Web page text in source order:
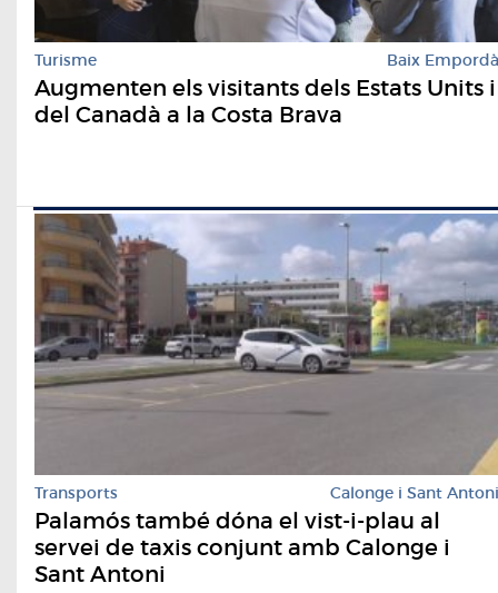
Turisme Baix Empordà
Augmenten els visitants dels Estats Units i
del Canadà a la Costa Brava
Transports Calonge i Sant Antoni
Palamós també dóna el vist-i-plau al
servei de taxis conjunt amb Calonge i
Sant Antoni